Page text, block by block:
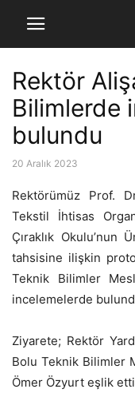
Rektör
Bilimlerde
bulundu
20 Aralık 2023
Rektörümüz Prof.
Tekstil İhtisas
Çıraklık Okulu’nun
tahsisine ilişkin
Teknik Bilimler
incelemelerde
Ziyarete; Rektör
Bolu Teknik Bilimler
Ömer Özyurt eşlik